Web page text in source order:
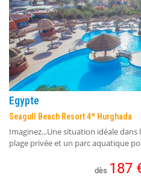
Egypte
Seagull Beach Resort 4* Hurghada
Imaginez...Une situation idéale
plage privée et un parc aquatique
dès 187